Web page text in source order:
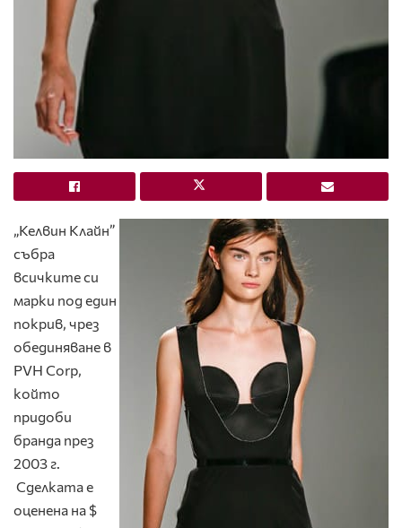
„Келвин Клайн”
събра
всичките си
марки под един
покрив, чрез
обединяване в
PVH Corp,
който
придоби
бранда през
2003 г.
Сделката е
оценена на $